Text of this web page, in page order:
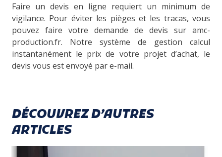
Faire un devis en ligne requiert un minimum de
vigilance. Pour éviter les pièges et les tracas, vous
pouvez faire votre demande de devis sur amc-
production.fr. Notre système de gestion calcul
instantanément le prix de votre projet d’achat, le
devis vous est envoyé par e-mail.
DÉCOUVREZ D’AUTRES
ARTICLES